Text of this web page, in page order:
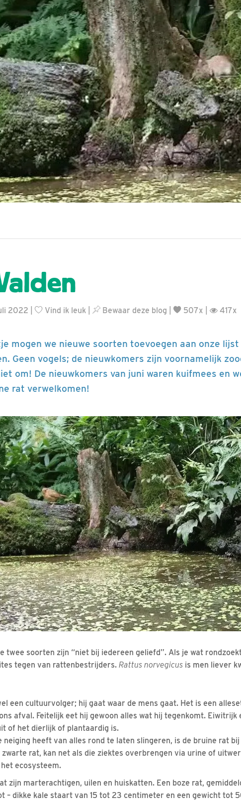
2022 | Vind ik leuk Bewaar deze blog 507x | 417x
mogen we nieuwe soorten toevoegen aan onze lijst
Geen vogels; de nieuwkomers zijn voornamelijk
om! De nieuwkomers van juni waren kuifmees en
rat verwelkomen!
twee soorten zijn “niet bij iedereen geliefd”. Als je wat
tegen van rattenbestrijders. Rattus norvegicus is men liever
een cultuurvolger; hij gaat waar de mens gaat. Het is een
afval. Feitelijk eet hij gewoon alles wat hij tegenkomt. Eiwitrijk
of het dierlijk of plantaardig is.
neiging heeft van alles rond te laten slingeren, is de bruine rat bij
rat, kan net als die ziektes overbrengen via urine of
ecosysteem.
zijn marterachtigen, uilen en huiskatten. Een boze rat,
– dikke kale staart van 15 tot 23 centimeter en een gewicht tot